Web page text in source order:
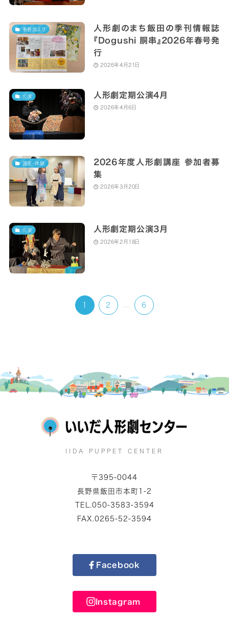
事務局より
人形劇のまち飯田の季刊情報誌
『Dogushi 胴串』2026年春号発
行
2026年4月21日
公演 人形劇定期公演4月
2026年4月6日
講座・体験
2026年度人形劇講座 参加者募
集
2026年3月20日
公演 人形劇定期公演3月
2026年2月18日
2 6
IIDA PUPPET CENTER
〒395-0044
長野県飯田市本町1-2
TEL.050-3583-3594
FAX.0265-52-3594
Facebook
Instagram